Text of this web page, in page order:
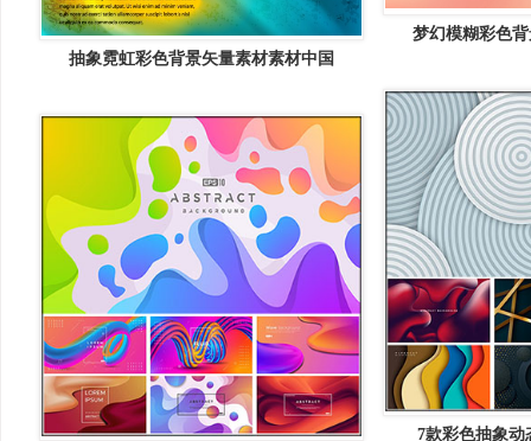
抽象霓虹彩色背景矢量素材素材中国
梦幻模糊彩色
7款彩色抽象动